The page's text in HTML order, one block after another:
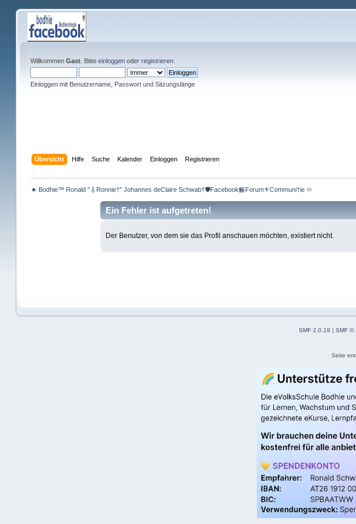
Willkommen Gast. Bitte einloggenoder registrieren.
Einloggen mit Benutzername, Passwort und Sitzungslänge
Übersicht Hilfe Suche Kalender Einloggen Registrieren
★ Bodhie™ Ronald "🎸Ronnie†" Johannes deClaire Schwab†🛡️Facebook🏪Forum⚜️Communi†ie ♾️
Ein Fehler ist aufgetreten!
Der Benutzer, von dem sie das Profil anschauen möchten, existiert nicht.
SMF 2.0.19 |SMF ©
Seite